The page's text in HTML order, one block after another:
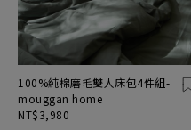
100%純棉磨毛雙人床包4件組-
mouggan home
NT$3,980